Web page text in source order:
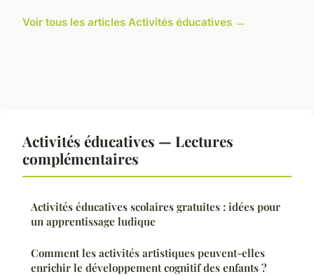
Voir tous les articles Activités éducatives →
Activités éducatives — Lectures
complémentaires
Activités éducatives scolaires gratuites : idées pour
un apprentissage ludique
Comment les activités artistiques peuvent-elles
enrichir le développement cognitif des enfants ?